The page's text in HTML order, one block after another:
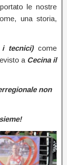
le nostre
una storia,
tecnici)come
a Cecina il
non